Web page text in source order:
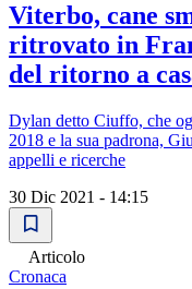
Viterbo, cane
ritrovato in
del ritorno a
Dylan detto Ciuffo, che
2018 e la sua padrona,
appelli e ricerche
30 Dic 2021 - 14:15
Articolo
Cronaca